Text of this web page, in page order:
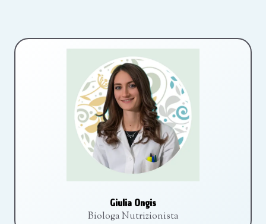
Giulia Ongis
Biologa Nutrizionista